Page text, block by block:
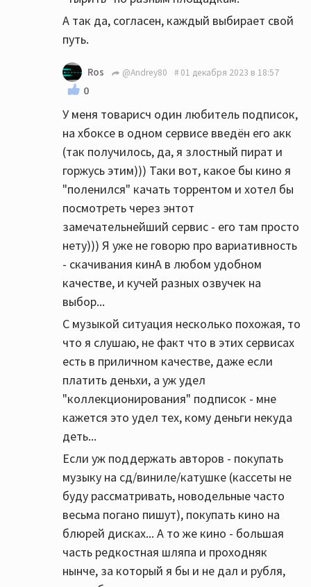
А так да, согласен, каждый выбирает свой
путь.
Ros @Andrey80 01 декабря 2023 в 18:57
0
У меня товарисч один любитель подписок,
на хбоксе в одном сервисе введён его акк
(так получилось, да, я злостный пират и
горжусь этим))) Таки вот, какое бы кино я
"поленился" качать торрентом и хотел бы
посмотреть через энтот
замечательнейший сервис - его там просто
нету))) Я уже не говорю про вариативность
- скачивания кинА в любом удобном
качестве, и кучей разных озвучек на
выбор...
С музыкой ситуация несколько похожая, то
что я слушаю, не факт что в этих сервисах
есть в приличном качестве, даже если
платить деньхи, а уж удел
"коллекционирования" подписок - мне
кажется это удел тех, кому деньги некуда
деть...
Если уж поддержать авторов - покупать
музыку на сд/виниле/катушке (кассеты не
буду рассматривать, новодельные часто
весьма погано пишут), покупать кино на
блюрей дисках... А то же кино - большая
часть редкостная шляпа и проходняк
нынче, за который я бы и не дал и рубля,